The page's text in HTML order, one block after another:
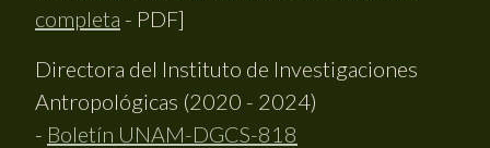
completa - PDF]
Directora del Instituto de Investigaciones
Antropológicas (2020 - 2024)
- Boletín UNAM-DGCS-818